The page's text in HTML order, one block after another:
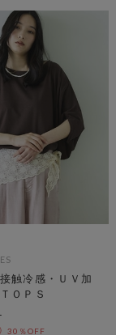
触冷感・ＵＶ加
ＯＰＳ
30％OFF